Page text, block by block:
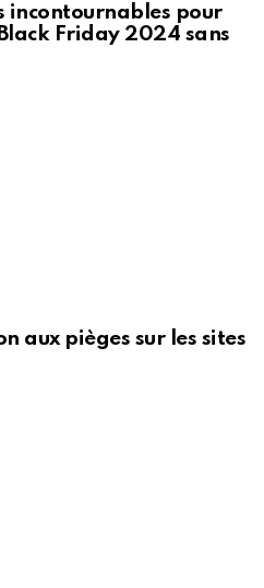
incontournables pour
Friday 2024 sans
aux pièges sur les sites